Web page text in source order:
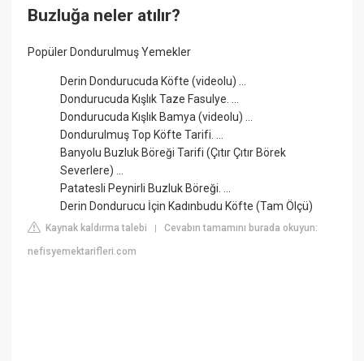
Buzluğa neler atılır?
Popüler Dondurulmuş Yemekler
Derin Dondurucuda Köfte (videolu) ...
Dondurucuda Kışlık Taze Fasulye. ...
Dondurucuda Kışlık Bamya (videolu) ...
Dondurulmuş Top Köfte Tarifi. ...
Banyolu Buzluk Böreği Tarifi (Çıtır Çıtır Börek
Severlere) ...
Patatesli Peynirli Buzluk Böreği. ...
Derin Dondurucu İçin Kadınbudu Köfte (Tam Ölçü)
Kaynak kaldırma talebi |Cevabın tamamını burada okuyun:
nefisyemektarifleri.com